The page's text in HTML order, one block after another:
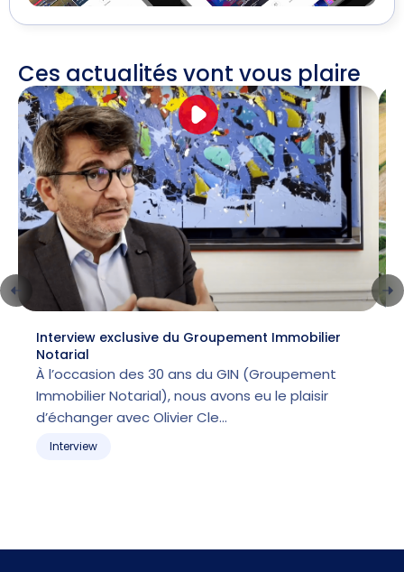
Ces actualités vont vous plaire
Interview exclusive du Groupement Immobilier
Notarial
À l’occasion des 30 ans du GIN (Groupement
Immobilier Notarial), nous avons eu le plaisir
d’échanger avec Olivier Cle…
Interview